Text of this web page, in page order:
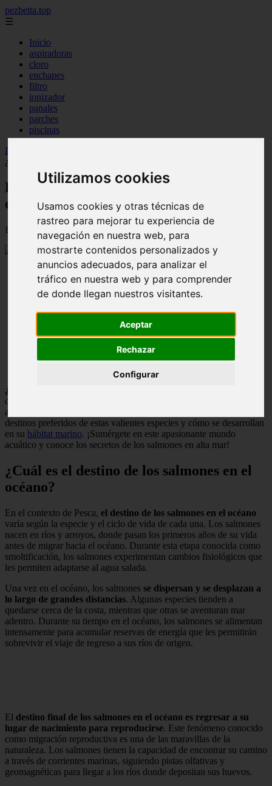
Utilizamos cookies
Usamos cookies y otras técnicas de
rastreo para mejorar tu experiencia de
navegación en nuestra web, para
mostrarte contenidos personalizados y
anuncios adecuados, para analizar el
tráfico en nuestra web y para comprender
de donde llegan nuestros visitantes.
Aceptar
Rechazar
Configurar
pezbetta.top
☰
Inicio
aspiradoras
cloro
enchapes
filtro
ionizador
panales
parches
piscinas
Inicio
¿Dónde se dirigen?
El misterioso viaje de los salmones en el
océano: ¿Dónde se dirigen?
📅 12/08/2025
¿Dónde van los
que emprenden los salmones una vez que abandonan los ríos y se
adentran en el océano. Acompáñanos a explorar cuáles son los
destinos preferidos de estas valientes especies y cómo se desarrollan
en su hábitat marino. ¡Sumérgete en este apasionante mundo
acuático y conoce los secretos de los salmones en alta mar!
¿Cuál es el destino de los salmones en el
océano?
En el contexto de Pesca, el destino de los salmones en el océano
varía según la especie y el ciclo de vida de cada una. Los salmones
nacen en ríos y arroyos, donde pasan los primeros años de su vida
antes de migrar hacia el océano. Durante esta etapa conocida como
smoltificación, los salmones experimentan cambios fisiológicos que
les permiten adaptarse al agua salada.
Una vez en el océano, los salmones se dispersan y se desplazan a
lo largo de grandes distancias. Algunas especies tienden a
quedarse cerca de la costa, mientras que otras se aventuran mar
adentro. Durante su tiempo en el océano, los salmones se alimentan
intensamente para acumular reservas de energía que les permitirán
sobrevivir el viaje de regreso a sus ríos de origen.
El destino final de los salmones en el océano es regresar a su
lugar de nacimiento para reproducirse. Este fenómeno conocido
como migración reproductiva es una de las maravillas de la
naturaleza. Los salmones tienen la capacidad de encontrar su camino
a través de corrientes marinas, siguiendo pistas olfativas y
geomagnéticas para llegar a los ríos donde depositan sus huevos.